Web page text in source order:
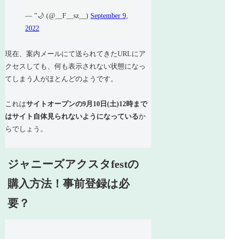
— ”🌙 (@__F__sz__) September 9,
2022
現在、案内メールにて送られてきたURLにア
クセスしても、何も表示されない状態になっ
てしまう人がほとんどのようです。
これはサイトオープンの9月10日(土)12時まで
はサイト自体見られないようになっているか
らでしょう。
ジャニーズアクスタfestの
購入方法！事前登録は必
要？